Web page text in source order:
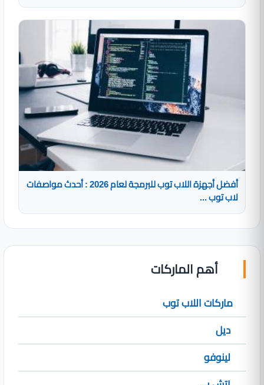
أفضل أجهزة اللاب توب للبرمجة لعام 2026 : أحدث مواصفات
لاب توب ...
أهم الماركات
ماركات اللاب توب
ديل
لينوفو